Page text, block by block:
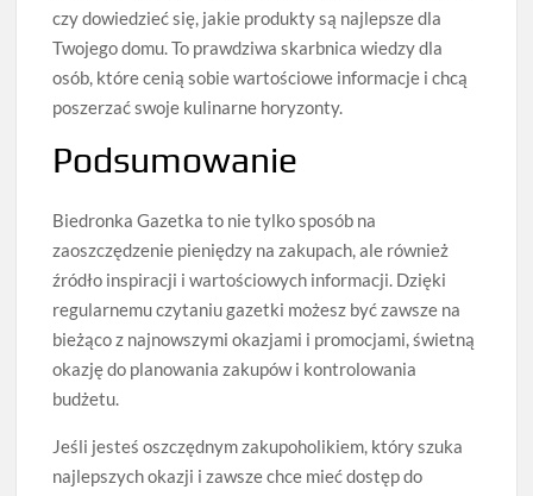
czy dowiedzieć się, jakie produkty są najlepsze dla
Twojego domu. To prawdziwa skarbnica wiedzy dla
osób, które cenią sobie wartościowe informacje i chcą
poszerzać swoje kulinarne horyzonty.
Podsumowanie
Biedronka Gazetka to nie tylko sposób na
zaoszczędzenie pieniędzy na zakupach, ale również
źródło inspiracji i wartościowych informacji. Dzięki
regularnemu czytaniu gazetki możesz być zawsze na
bieżąco z najnowszymi okazjami i promocjami, świetną
okazję do planowania zakupów i kontrolowania
budżetu.
Jeśli jesteś oszczędnym zakupoholikiem, który szuka
najlepszych okazji i zawsze chce mieć dostęp do